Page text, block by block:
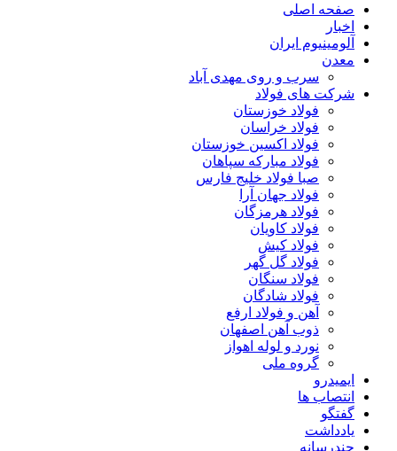
صفحه اصلی
اخبار
آلومینیوم ایران
معدن
سرب و روی مهدی آباد
شرکت های فولاد
فولاد خوزستان
فولاد خراسان
فولاد اکسین خوزستان
فولاد مبارکه سپاهان
صبا فولاد خلیج فارس
فولاد جهان آرا
فولاد هرمزگان
فولاد کاویان
فولاد کیش
فولاد گل گهر
فولاد سنگان
فولاد شادگان
آهن و فولاد ارفع
ذوب آهن اصفهان
نورد و لوله اهواز
گروه ملی
ایمیدرو
انتصاب ها
گفتگو
یادداشت
چندرسانه